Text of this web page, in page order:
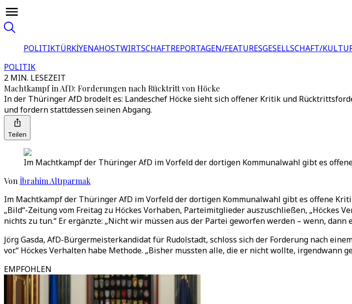
POLITIKTÜRKİYENAHOSTWIRTSCHAFTREPORTAGEN/FEATURESGESELLSCHAFT/
POLITIK
2 MIN. LESEZEIT
Machtkampf in AfD: Forderungen nach Rücktritt von Höcke
In der Thüringer AfD brodelt es: Landeschef Höcke sieht sich offener Kritik und
und fordern stattdessen seinen Abgang.
Teilen
Im Machtkampf der Thüringer AfD im Vorfeld der dortigen Kommunalwahl gibt es
Von İbrahim Altıparmak
Im Machtkampf der Thüringer AfD im Vorfeld der dortigen Kommunalwahl gibt es offene
„Bild“-Zeitung vom Freitag zu Höckes Vorhaben, Parteimitglieder auszuschließen,
nichts zu tun.“ Er ergänzte: „Nicht wir müssen aus der Partei geworfen werden – wenn,
Jörg Gasda, AfD-Bürgermeisterkandidat für Rudolstadt, schloss sich der Forderung nach
vor.“ Höckes Verhalten habe Methode. „Bisher mussten alle, die er nicht wollte, irgendwann
EMPFOHLEN